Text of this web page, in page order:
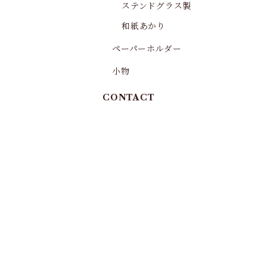
ステンドグラス製
和紙あかり
ペーパーホルダー
小物
CONTACT